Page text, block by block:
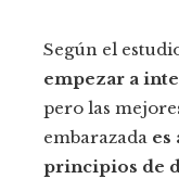
Según el
empezar a
pero las
embarazada es
principios de